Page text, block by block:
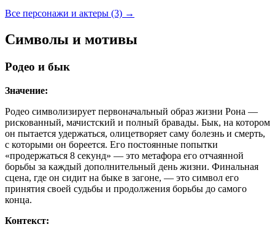
Все персонажи и актеры (3) →
Символы и мотивы
Родео и бык
Значение:
Родео символизирует первоначальный образ жизни Рона —
рискованный, мачистский и полный бравады. Бык, на котором
он пытается удержаться, олицетворяет саму болезнь и смерть,
с которыми он бореется. Его постоянные попытки
«продержаться 8 секунд» — это метафора его отчаянной
борьбы за каждый дополнительный день жизни. Финальная
сцена, где он сидит на быке в загоне, — это символ его
принятия своей судьбы и продолжения борьбы до самого
конца.
Контекст: